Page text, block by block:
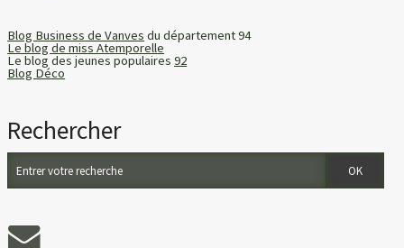
Blog Business de Vanves du département 94
Le blog de miss Atemporelle
Le blog des jeunes populaires92
Blog Déco
Rechercher